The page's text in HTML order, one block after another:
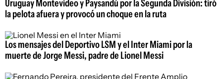
Uruguay Montevideo y Paysandú por la Segunda División: tiró
la pelota afuera y provocó un choque en la ruta
Los mensajes del Deportivo LSM y el Inter Miami por la
muerte de Jorge Messi, padre de Lionel Messi